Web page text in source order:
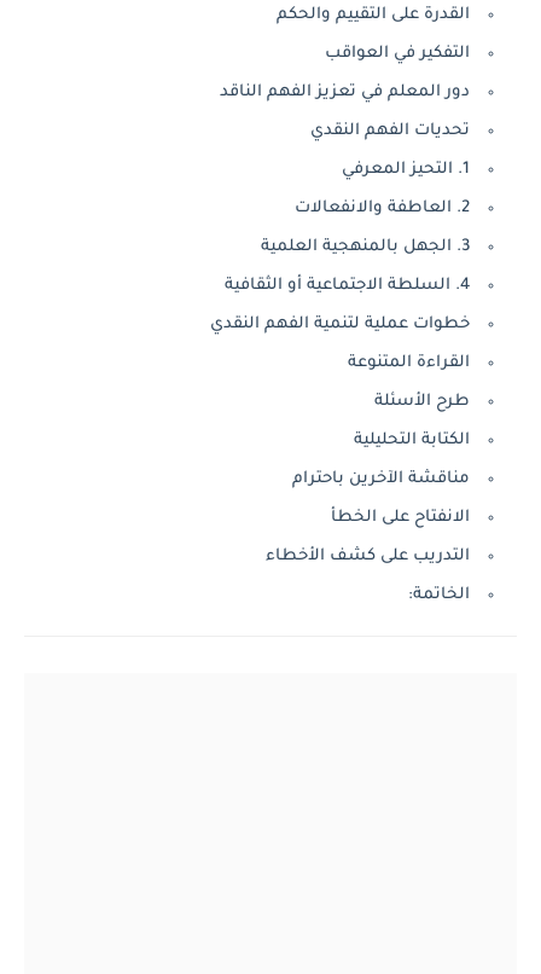
القدرة على التقييم والحكم
التفكير في العواقب
دور المعلم في تعزيز الفهم الناقد
تحديات الفهم النقدي
1. التحيز المعرفي
2. العاطفة والانفعالات
3. الجهل بالمنهجية العلمية
4. السلطة الاجتماعية أو الثقافية
خطوات عملية لتنمية الفهم النقدي
القراءة المتنوعة
طرح الأسئلة
الكتابة التحليلية
مناقشة الآخرين باحترام
الانفتاح على الخطأ
التدريب على كشف الأخطاء
الخاتمة: